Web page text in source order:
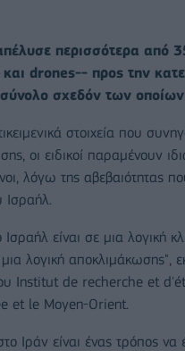
περισσότερα από
drones-- προς την
σχεδόν των οποίων
στοιχεία που
οι ειδικοί παραμένουν
λόγω της αβεβαιότητας
Ισραήλ.
Ισραήλ είναι σε μια λογική
λογική αποκλιμάκωσης",
Institut de recherche et
et le Moyen-Orient.
Ιράν είναι ένας τρόπος να